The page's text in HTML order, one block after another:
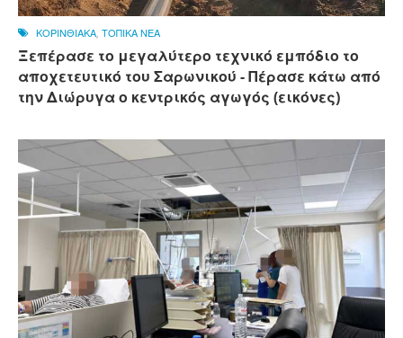
ΚΟΡΙΝΘΙΑΚΑ ΤΟΠΙΚΑ ΝΕΑ
Ξεπέρασε το μεγαλύτερο τεχνικό εμπόδιο το
αποχετευτικό του Σαρωνικού - Πέρασε κάτω από
την Διώρυγα ο κεντρικός αγωγός (εικόνες)